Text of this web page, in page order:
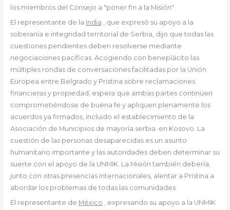
los miembros del Consejo a "poner fin a la Misión".
El representante de la India , que expresó su apoyo a la
soberanía e integridad territorial de Serbia, dijo que todas las
cuestiones pendientes deben resolverse mediante
negociaciones pacíficas. Acogiendo con beneplácito las
múltiples rondas de conversaciones facilitadas por la Unión
Europea entre Belgrado y Pristina sobre reclamaciones
financieras y propiedad, espera que ambas partes continúen
comprometiéndose de buena fe y apliquen plenamente los
acuerdos ya firmados, incluido el establecimiento de la
Asociación de Municipios de mayoría serbia. en Kosovo. La
cuestión de las personas desaparecidas es un asunto
humanitario importante y las autoridades deben determinar su
suerte con el apoyo de la UNMIK. La Misión también debería,
junto con otras presencias internacionales, alentar a Pristina a
abordar los problemas de todas las comunidades.
El representante de México , expresando su apoyo a la UNMIK